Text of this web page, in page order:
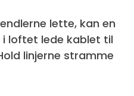
lette, kan en
loftet lede kablet til
linjerne stramme